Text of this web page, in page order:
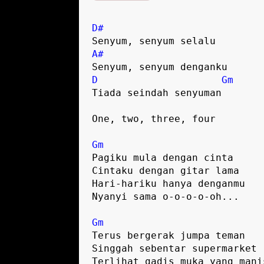
D#
Senyum, senyum selalu
A#
Senyum, senyum denganku
D
Gm
Tiada seindah senyuman
One, two, three, four
Gm
Pagiku mula dengan cinta
Cintaku dengan gitar lama
Hari-hariku hanya denganmu
Nyanyi sama o-o-o-o-oh...
Gm
Terus bergerak
Singgah sebentar supermarket
Terlihat gadis muka yang